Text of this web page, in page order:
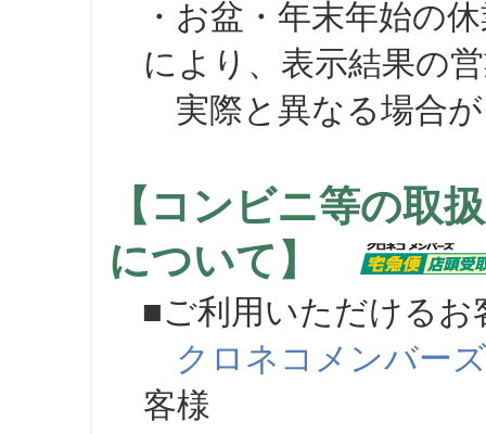
・お盆・年末年始の
により、表示結果の
実際と異なる場合が
【コンビニ等の取
について】
■ご利用いただけるお
クロネコメンバーズ
客様